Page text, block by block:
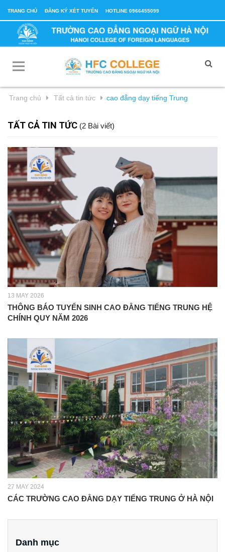
TRANG CHỦ ĐĂNG KÝ XÉT TUYỂN HOTLINE 0966455099
Trang chủ Tất cả tin tức cao đẳng dạy tiếng Trung
TẤT CẢ TIN TỨC (2 Bài viết)
13 MAY 2026
THÔNG BÁO TUYỂN SINH CAO ĐẲNG TIẾNG TRUNG HỆ
CHÍNH QUY NĂM 2026
27 MAY 2024
CÁC TRƯỜNG CAO ĐẲNG DẠY TIẾNG TRUNG Ở HÀ NỘI
Danh mục